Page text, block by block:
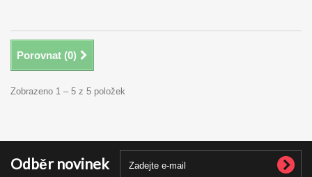
Porovnat (0)
Zobrazeno 1 – 5 z 5 položek
Odběr novinek